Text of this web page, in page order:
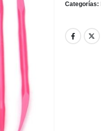
Categorías: